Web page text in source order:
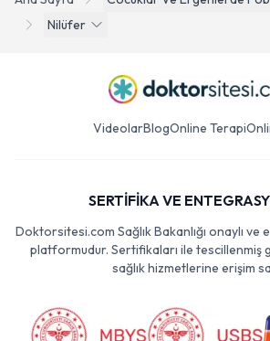
Ana Sayfa Cocuklar Ve Ergenlerde
Nilüfer
Videolar Blog Online Terapi
SERTİFİKA VE
Doktorsitesi.com Sağlık Bakanlığı onaylı ve
platformudur. Sertifikaları ile tescillenmiş
sağlık hizmetlerine erişim